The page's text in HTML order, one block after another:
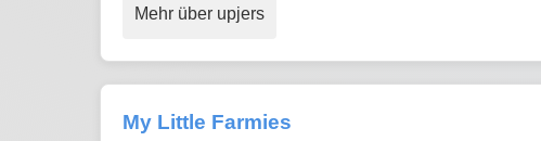
Mehr über upjers
My Little Farmies